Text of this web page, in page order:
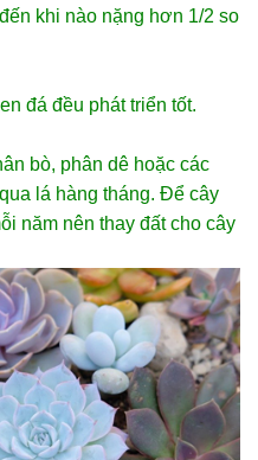
khi nào nặng hơn 1/2 so
đá đều phát triển tốt.
bò, phân dê hoặc các
lá hàng tháng. Để cây
năm nên thay đất cho cây